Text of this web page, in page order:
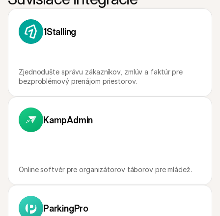
1Stalling
Zjednodušte správu zákazníkov, zmlúv a faktúr pre
bezproblémový prenájom priestorov.
KampAdmin
Online softvér pre organizátorov táborov pre mládež.
ParkingPro
Kontakt
Pre nakupujúcich
Zistite, prečo sa Mollie objavila vo vašom bankovom výpise
Pre zákazníkov Mollie
Kontaktujte náš tím zákazníckej podpory
Kontaktujte obchodné oddelenie